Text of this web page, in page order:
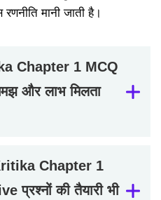
मानी जाती है।
Chapter 1 MCQ
और लाभ मिलता
Chapter 1
की तैयारी भी